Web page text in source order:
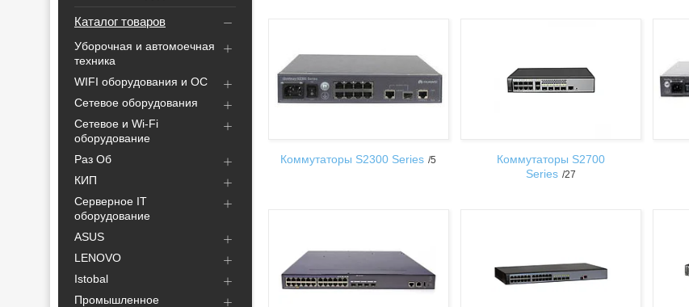
Каталог товаров
Уборочная и автомоечная
техника
WIFI оборудования и ОС
Сетевое оборудования
Сетевое и Wi-Fi
оборудование
Раз Об
КИП
Серверное IT
оборудование
ASUS
LENOVO
Istobal
Промышленное
Коммутаторы S2300 Series 5
Коммутаторы S2700
Series 27